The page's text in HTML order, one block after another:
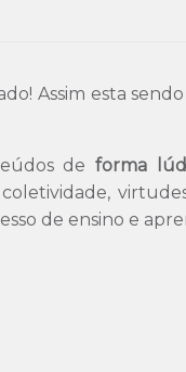
Assim esta
de forma
de ensino e